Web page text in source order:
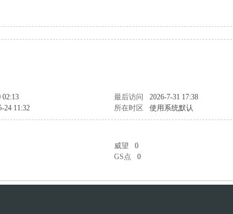
02:13 最后访问
2026-7-31 17:38
24 11:32 所在时区 使用系统默认
威望
0
GS点 0